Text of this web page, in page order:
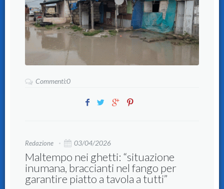
Commenti:0
Redazione 03/04/2026
Maltempo nei ghetti: “situazione
inumana, braccianti nel fango per
garantire piatto a tavola a tutti”